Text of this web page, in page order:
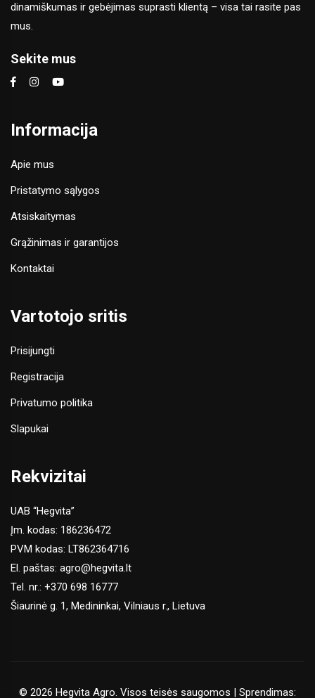
dinamiškumas ir gebėjimas suprasti klientą – visa tai rasite pas
mus.
Sekite mus
Informacija
Apie mus
Pristatymo sąlygos
Atsiskaitymas
Grąžinimas ir garantijos
Kontaktai
Vartotojo sritis
Prisijungti
Registracija
Privatumo politika
Slapukai
Rekvizitai
UAB “Hegvita”
Įm. kodas: 186236472
PVM kodas: LT862364716
El. paštas: agro@hegvita.lt
Tel. nr.: +370 698 16777
Šiaurinė g. 1, Medininkai, Vilniaus r., Lietuva
© 2026 Hegvita Agro. Visos teisės saugomos | Sprendimas: